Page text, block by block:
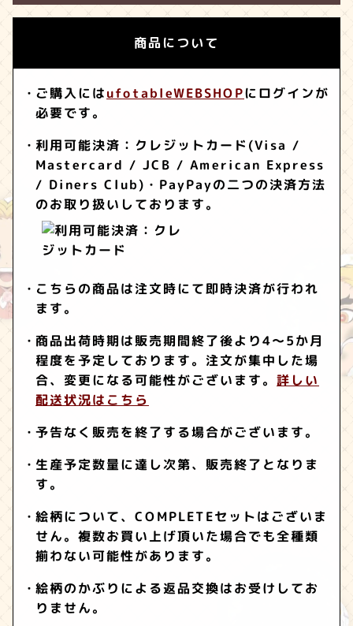
商品について
ご購入にはufotableWEBSHOPにログインが
必要です。
利用可能決済：クレジットカード(Visa /
Mastercard / JCB / American Express
/ Diners Club)・PayPayの二つの決済方法
のお取り扱いしております。
こちらの商品は注文時にて即時決済が行われ
ます。
商品出荷時期は販売期間終了後より4～5か月
程度を予定しております。注文が集中した場
合、変更になる可能性がございます。 詳しい
配送状況はこちら
予告なく販売を終了する場合がございます。
生産予定数量に達し次第、販売終了となりま
す。
絵柄について、COMPLETEセットはございま
せん。複数お買い上げ頂いた場合でも全種類
揃わない可能性があります。
絵柄のかぶりによる返品交換はお受けしてお
りません。